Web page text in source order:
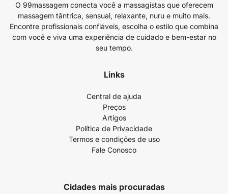
O 99massagem conecta você a massagistas que oferecem
massagem tântrica, sensual, relaxante, nuru e muito mais.
Encontre profissionais confiáveis, escolha o estilo que combina
com você e viva uma experiência de cuidado e bem-estar no
seu tempo.
Links
Central de ajuda
Preços
Artigos
Política de Privacidade
Termos e condições de uso
Fale Conosco
Cidades mais procuradas